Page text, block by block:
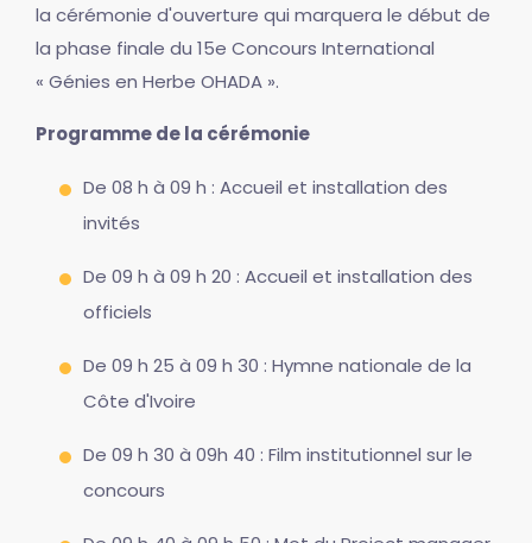
la cérémonie d'ouverture qui marquera le début de
la phase finale du 15e Concours International
« Génies en Herbe OHADA ».
Programme de la cérémonie
De 08 h à 09 h : Accueil et installation des
invités
De 09 h à 09 h 20 : Accueil et installation des
officiels
De 09 h 25 à 09 h 30 : Hymne nationale de la
Côte d'Ivoire
De 09 h 30 à 09h 40 : Film institutionnel sur le
concours